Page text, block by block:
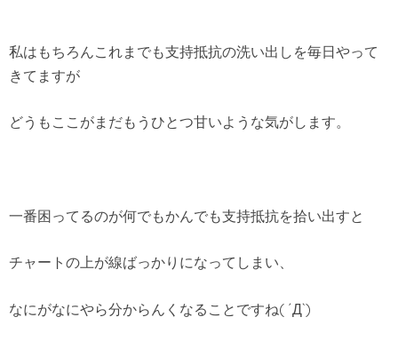
私はもちろんこれまでも支持抵抗の洗い出しを毎日やって
きてますが
どうもここがまだもうひとつ甘いような気がします。
一番困ってるのが何でもかんでも支持抵抗を拾い出すと
チャートの上が線ばっかりになってしまい、
なにがなにやら分からんくなることですね( ´Д`)